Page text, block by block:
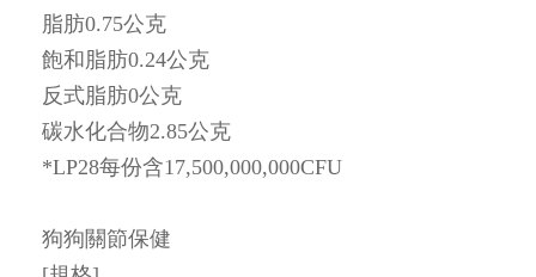
脂肪0.75公克
飽和脂肪0.24公克
反式脂肪0公克
碳水化合物2.85公克
*LP28每份含17,500,000,000CFU
狗狗關節保健